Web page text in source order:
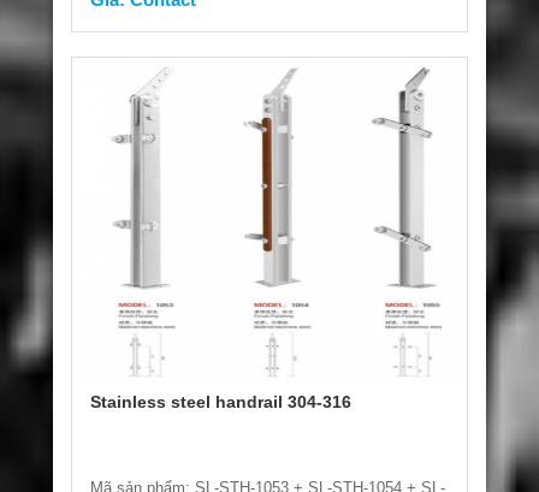
Stainless steel handrail 304-316
Mã sản phẩm: SL-STH-1053 + SL-STH-1054 + SL-